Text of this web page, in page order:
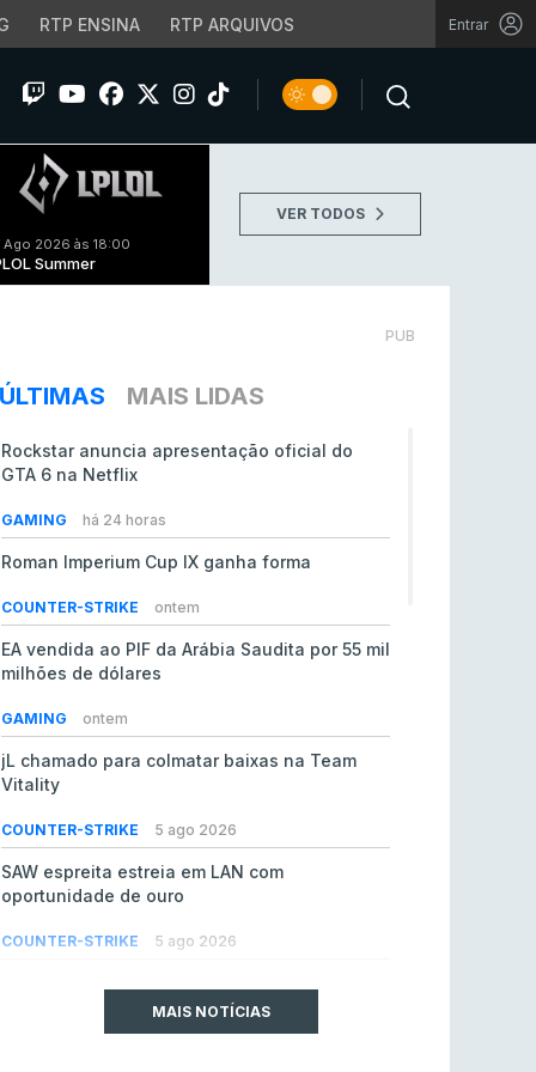
RTP ENSINA RTP ARQUIVOS Entrar
Ago 2026 às 18:00
Summer
VER TODOS
PUB
ÚLTIMAS MAIS LIDAS
Rockstar anuncia apresentação oficial do
GTA 6 na Netflix
GAMING há 24 horas
Roman Imperium Cup IX ganha forma
COUNTER-STRIKE ontem
EA vendida ao PIF da Arábia Saudita por 55 mil
milhões de dólares
GAMING ontem
jL chamado para colmatar baixas na Team
Vitality
COUNTER-STRIKE 5 ago 2026
SAW espreita estreia em LAN com
oportunidade de ouro
COUNTER-STRIKE 5 ago 2026
do Counter-Strike 2MAIS NOTÍCIAS